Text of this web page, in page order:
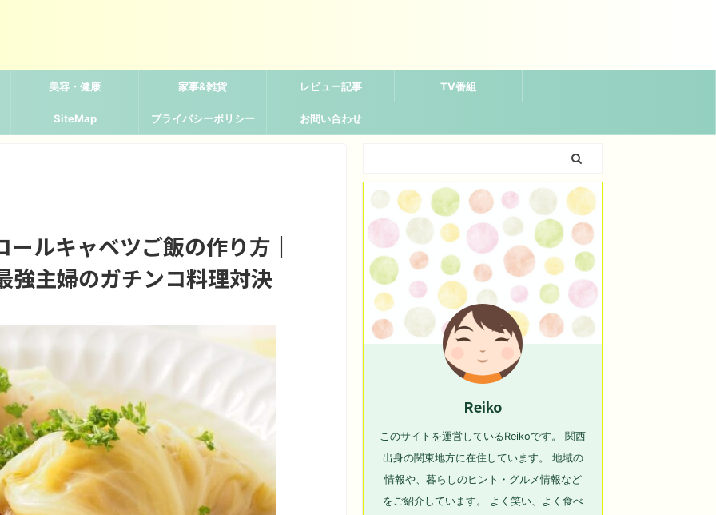
美容・健康 家事&雑貨 レビュー記事 TV番組
SiteMap プライバシーポリシー お問い合わせ
ールキャベツご飯の作り方｜
強主婦のガチンコ料理対決
Reiko
このサイトを運営しているReikoです。 関西
出身の関東地方に在住しています。 地域の
情報や、暮らしのヒント・グルメ情報など
をご紹介しています。 よく笑い、よく食べ